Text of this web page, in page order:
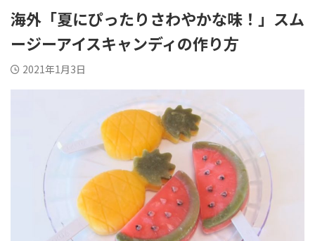
海外「夏にぴったりさわやかな味！」スム
ージーアイスキャンディの作り方
2021年1月3日